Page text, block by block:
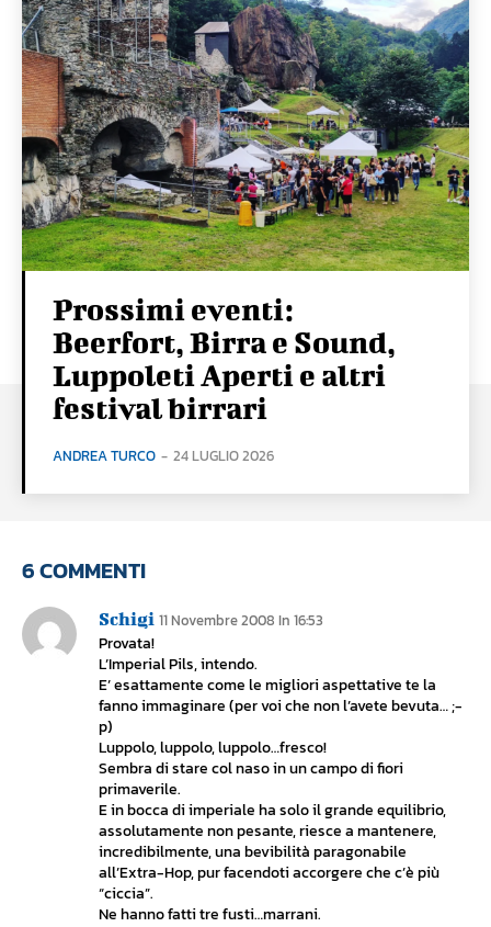
Prossimi eventi:
Beerfort, Birra e Sound,
Luppoleti Aperti e altri
festival birrari
ANDREA TURCO - 24 LUGLIO 2026
6 COMMENTI
Schigi 11 Novembre 2008 In 16:53
Provata!
L’Imperial Pils, intendo.
E’ esattamente come le migliori aspettative te la
fanno immaginare (per voi che non l’avete bevuta… ;-
p)
Luppolo, luppolo, luppolo…fresco!
Sembra di stare col naso in un campo di fiori
primaverile.
E in bocca di imperiale ha solo il grande equilibrio,
assolutamente non pesante, riesce a mantenere,
incredibilmente, una bevibilità paragonabile
all’Extra-Hop, pur facendoti accorgere che c’è più
“ciccia”.
Ne hanno fatti tre fusti…marrani.